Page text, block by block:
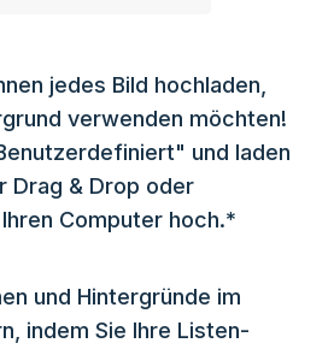
jedes Bild hochladen,
verwenden möchten!
und laden
Drag & Drop oder
Computer hoch.*
und Hintergründe im
indem Sie Ihre Listen-